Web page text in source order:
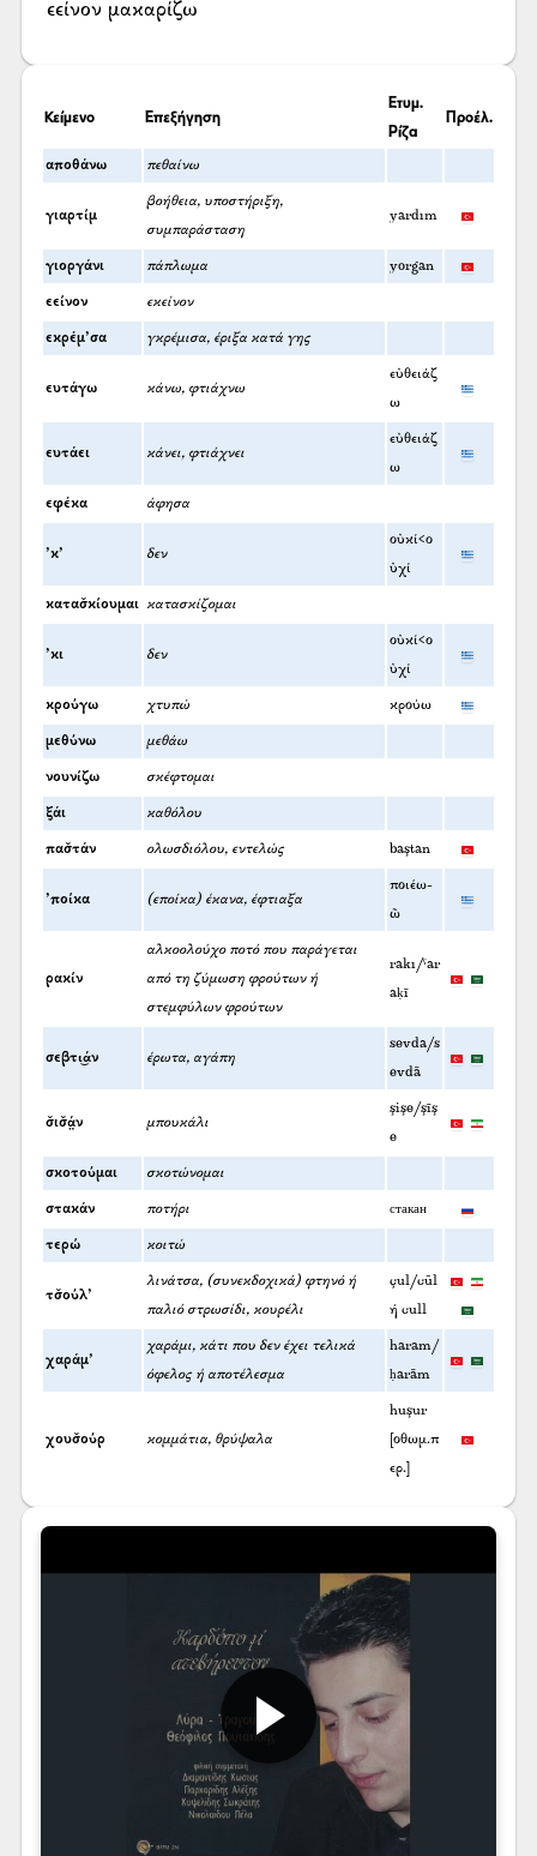
εείνον μακαρίζω
Κείμενο Επεξήγηση
Ετυμ.
Ρίζα
Προέλ.
αποθάνω πεθαίνω
γιαρτίμ
βοήθεια, υποστήριξη,
συμπαράσταση
yardım
γιοργάνι πάπλωμα yorgan
εείνον εκείνον
εκρέμ’σα γκρέμισα, έριξα κατά γης
ευτάγω κάνω, φτιάχνω
εὐθειάζ
ω
ευτάει κάνει, φτιάχνει
εὐθειάζ
ω
εφέκα άφησα
’κ’ δεν
οὐκί<ο
ὐχί
κατασ̌κίουμαι κατασκίζομαι
’κι δεν
οὐκί<ο
ὐχί
κρούγω χτυπώ κρούω
μεθύνω μεθάω
νουνίζω σκέφτομαι
ξάι καθόλου
πασ̌τάν ολωσδιόλου, εντελώς baştan
’ποίκα (εποίκα) έκανα, έφτιαξα
ποιέω-
ῶ
ρακίν
αλκοολούχο ποτό που παράγεται
από τη ζύμωση φρούτων ή
στεμφύλων φρούτων
rakı/ˁar
aḳī
σεβτι͜άν έρωτα, αγάπη
sevda/s
evdā
σ̌ισ̌ά̤ν μπουκάλι
şişe/şīş
e
σκοτούμαι σκοτώνομαι
στακάν ποτήρι стакан
τερώ κοιτώ
τσ̌ούλ’
λινάτσα, (συνεκδοχικά) φτηνό ή
παλιό στρωσίδι, κουρέλι
çul/cūl
ή cull
χαράμ’
χαράμι, κάτι που δεν έχει τελικά
όφελος ή αποτέλεσμα
haram/
ḥarām
χουσ̌ούρ κομμάτια, θρύψαλα
huşur
[οθωμ.π
ερ.]